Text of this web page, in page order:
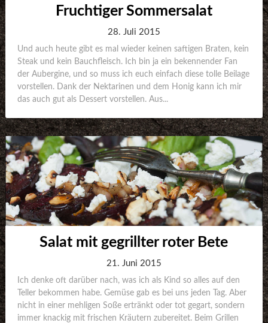
Fruchtiger Sommersalat
28. Juli 2015
Und auch heute gibt es mal wieder keinen saftigen Braten, kein
Steak und kein Bauchfleisch. Ich bin ja ein bekennender Fan
der Aubergine, und so muss ich euch einfach diese tolle Beilage
vorstellen. Dank der Nektarinen und dem Honig kann ich mir
das auch gut als Dessert vorstellen. Aus...
Salat mit gegrillter roter Bete
21. Juni 2015
Ich denke oft darüber nach, was ich als Kind so alles auf den
Teller bekommen habe. Gemüse gab es bei uns jeden Tag. Aber
nicht in einer mehligen Soße ertränkt oder tot gegart, sondern
immer knackig mit frischen Kräutern zubereitet. Beim Grillen